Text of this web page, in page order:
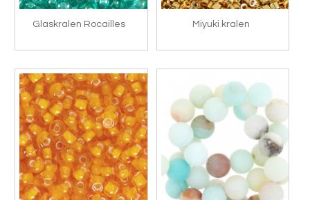
Glaskralen Rocailles Miyuki kralen